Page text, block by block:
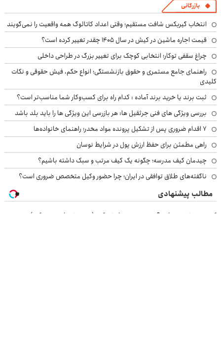
بازرگانی
انتخاب گیربکس شافت مستقیم؛ وقتی اعداد کاتالوگ همه واقعیت را نمی‌گویند
قیمت اجاره ماشین در کیش در سال ۱۴۰۵ چقدر تغییر کرده است؟
چراغ سقفی توکار؛ انتخابی کوچک برای تغییر بزرگ در طراحی داخلی
راهنمای جامع مستمری و حقوق بازنشستگی؛ انواع حکم، فیش حقوقی و نکات
کلیدی
ثبت برند یا خرید برند آماده : کدام راه برای کسب‌وکار شما مناسب‌تر است؟
بررسی ویژگی های فنی جرثقیل ها: هر بازرسی این ویژگی ها را باید بلد باشد
۷ اقدام ضروری پس از تشکیل پرونده مواد مخدر؛ راهنمای خانواده‌ها
راهی مطمئن برای حفظ ارزش پول در شرایط نوسان
چیدمان کیف مدرسه؛ چگونه یک کیف مرتب و سبک داشته باشیم؟
ناگفته‌های طلاق توافقی در ایران؛ چرا حضور وکیل متخصص ضروری است؟
مطالب پیشنهادی
کمر درد شدید داری؟ تو خونه درمانش کن (◂پرسش‌نامه رو پرکن)